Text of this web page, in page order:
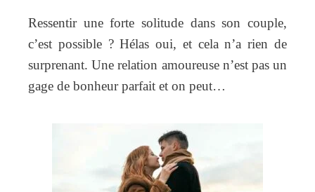
Ressentir une forte solitude dans son couple,
c’est possible ? Hélas oui, et cela n’a rien de
surprenant. Une relation amoureuse n’est pas un
gage de bonheur parfait et on peut…